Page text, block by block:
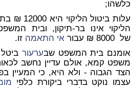
כלשהו;
עלות
הליקוי אינו בר-תיקון, ובית
של 8000 ₪ עבור אי התאמה זו.
אומנם בית המשפט שבערעור
משפט קמא, אולם עדיין נחשב
הצד הגבוה - ולא היא, כי
עצמו נוקט בדברי ביקורת כלפי